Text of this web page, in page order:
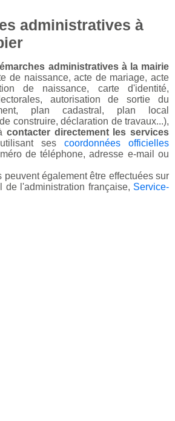
administratives à
administratives à la mairie
de naissance, acte de mariage, acte
de naissance, carte d'identité,
autorisation de sortie du
plan cadastral, plan local
construire, déclaration de travaux...),
contacter directement les services
ses coordonnées officielles
de téléphone, adresse e-mail ou
peuvent également être effectuées sur
de l'administration française, Service-